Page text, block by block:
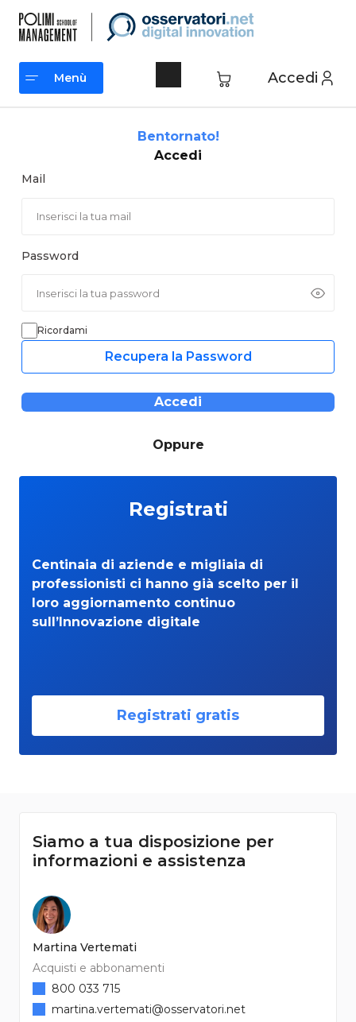
contenuto
Accedi
Menù
Bentornato!
Accedi
Mail
Password
Ricordami
Recupera la Password
Accedi
Oppure
Registrati
Centinaia di aziende e migliaia di
professionisti ci hanno già scelto per il
loro aggiornamento continuo
sull’Innovazione digitale
Registrati gratis
Siamo a tua disposizione per
informazioni e assistenza
Martina Vertemati
Acquisti e abbonamenti
800 033 715
martina.vertemati@osservatori.net